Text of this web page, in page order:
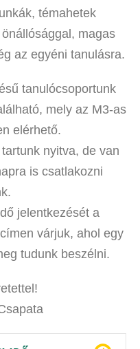
témahetek
magas
az egyéni tanulásra.
tanulócsoportunk
mely az M3-as
elérhető.
nyitva, de van
is csatlakozni
jelentkezését a
várjuk, ahol egy
tudunk beszélni.